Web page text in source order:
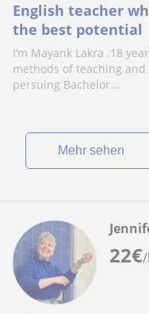
English teacher
the best potential
I’m Mayank Lakra .18
methods of teaching
persuing Bachelor...
Mehr sehen
22€